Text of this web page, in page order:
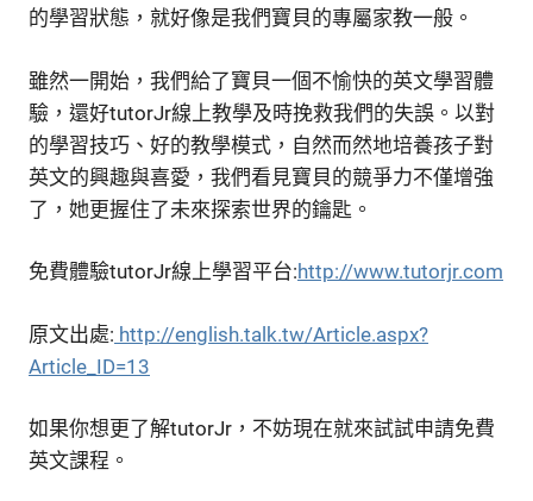
的學習狀態，就好像是我們寶貝的專屬家教一般。
雖然一開始，我們給了寶貝一個不愉快的英文學習體
驗，還好tutorJr線上教學及時挽救我們的失誤。以對
的學習技巧、好的教學模式，自然而然地培養孩子對
英文的興趣與喜愛，我們看見寶貝的競爭力不僅增強
了，她更握住了未來探索世界的鑰匙。
免費體驗tutorJr線上學習平台:http://www.tutorjr.com
原文出處: http://english.talk.tw/Article.aspx?
Article_ID=13
如果你想更了解tutorJr，不妨現在就來試試申請免費
英文課程。